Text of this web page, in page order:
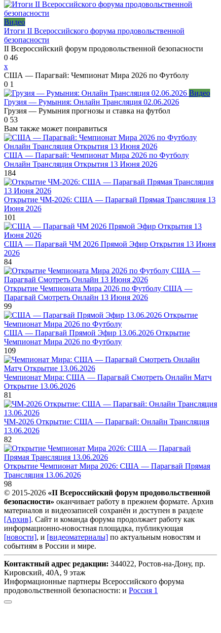
Видео
Итоги II Всероссийского форума продовольственной
безопасности
II Всероссийский форум продовольственной безопасности
0 46
x
США — Парагвай: Чемпионат Мира 2026 по Футболу
0 1
Видео
Грузия — Румыния: Онлайн Трансляция 02.06.2026
Грузия — Румыния прогнозы и ставка на футбол
0 53
Вам также может понравиться
США — Парагвай: Чемпионат Мира 2026 по Футболу
Онлайн Трансляция Открытия 13 Июня 2026
184
Открытие ЧМ-2026: США — Парагвай Прямая Трансляция 13
Июня 2026
101
США — Парагвай ЧМ 2026 Прямой Эфир Открытия 13 Июня
2026
84
Открытие Чемпионата Мира 2026 по Футболу США —
Парагвай Смотреть Онлайн 13 Июня 2026
99
США — Парагвай Прямой Эфир 13.06.2026 Открытие
Чемпионат Мира 2026 по Футболу
109
Чемпионат Мира: США — Парагвай Смотреть Онлайн Матч
Открытие 13.06.2026
81
ЧМ-2026 Открытие: США — Парагвай: Онлайн Трансляция
13.06.2026
82
Открытие Чемпионат Мира 2026: США — Парагвай Прямая
Трансляция 13.06.2026
98
© 2015-2026 «II Всероссийский форум продовольственной
безопасности» оканчивает работу в прежнем формате. Архив
материалов и видеозаписей сохранён и доступен в разделе
[Архив]. Сайт и команда форума продолжает работу как
информационно-новостная площадка, публикующая
[новости], и [видеоматериалы] по актуальным новостям и
событиям в России и мире.
Контактный адрес редакции: 344022, Ростов-на-Дону, пр.
Кировский, 40А, 9 этаж
Информационные партнеры Всероссийского форума
продовольственной безопасности: и Россия 1